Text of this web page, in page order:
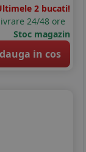
2 bucati!
24/48 ore
Stoc magazin
in cos